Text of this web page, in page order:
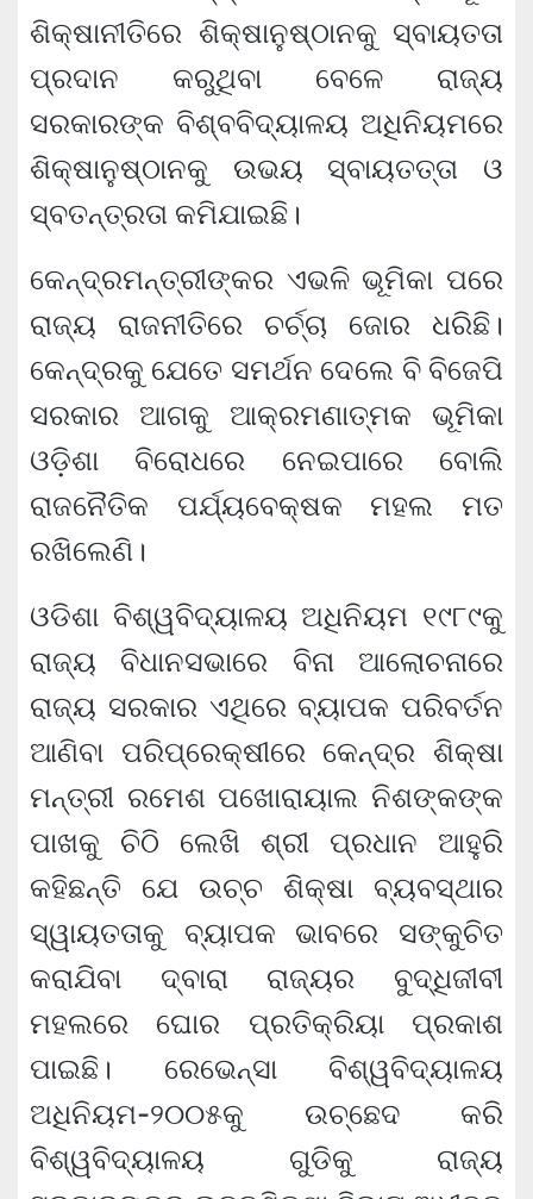
ଶିକ୍ଷାନୀତିରେ ଶିକ୍ଷାନୁଷ୍ଠାନକୁ ସ୍ବାୟତତା
ପ୍ରଦାନ କରୁଥିବା ବେଳେ ରାଜ୍ୟ
ସରକାରଙ୍କ ବିଶ୍ବବିଦ୍ୟାଳୟ ଅଧିନିୟମରେ
ଶିକ୍ଷାନୁଷ୍ଠାନକୁ ଉଭୟ ସ୍ବାୟତତ୍ତା ଓ
ସ୍ବତନ୍ତ୍ରତା କମିଯାଇଛି।
କେନ୍ଦ୍ରମନ୍ତ୍ରୀଙ୍କର ଏଭଳି ଭୂମିକା ପରେ
ରାଜ୍ୟ ରାଜନୀତିରେ ଚର୍ଚ୍ଚା ଜୋର ଧରିଛି।
କେନ୍ଦ୍ରକୁ ଯେତେ ସମର୍ଥନ ଦେଲେ ବି ବିଜେପି
ସରକାର ଆଗକୁ ଆକ୍ରମଣାତ୍ମକ ଭୂମିକା
ଓଡ଼ିଶା ବିରୋଧରେ ନେଇପାରେ ବୋଲି
ରାଜନୈତିକ ପର୍ଯ୍ୟବେକ୍ଷକ ମହଲ ମତ
ରଖିଲେଣି।
ଓଡିଶା ବିଶ୍ୱବିଦ୍ୟାଳୟ ଅଧିନିୟମ ୧୯୮୯କୁ
ରାଜ୍ୟ ବିଧାନସଭାରେ ବିନା ଆଲୋଚନାରେ
ରାଜ୍ୟ ସରକାର ଏଥିରେ ବ୍ୟାପକ ପରିବର୍ତନ
ଆଣିବା ପରିପ୍ରେକ୍ଷୀରେ କେନ୍ଦ୍ର ଶିକ୍ଷା
ମନ୍ତ୍ରୀ ରମେଶ ପଖୋରାୟାଲ ନିଶଙ୍କଙ୍କ
ପାଖକୁ ଚିଠି ଲେଖି ଶ୍ରୀ ପ୍ରଧାନ ଆହୁରି
କହିଛନ୍ତି ଯେ ଉଚ୍ଚ ଶିକ୍ଷା ବ୍ୟବସ୍ଥାର
ସ୍ୱାୟତତାକୁ ବ୍ୟାପକ ଭାବରେ ସଙ୍କୁଚିତ
କରାଯିବା ଦ୍ବାରା ରାଜ୍ୟର ବୁଦ୍ଧିଜୀବୀ
ମହଲରେ ଘୋର ପ୍ରତିକ୍ରିୟା ପ୍ରକାଶ
ପାଇଛି। ରେଭେନ୍ସା ବିଶ୍ୱବିଦ୍ୟାଳୟ
ଅଧିନିୟମ-୨୦୦୫କୁ ଉଚ୍ଛେଦ କରି
ବିଶ୍ୱବିଦ୍ୟାଳୟ ଗୁଡିକୁ ରାଜ୍ୟ